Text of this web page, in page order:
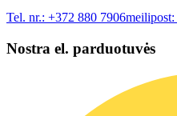
Tel. nr.: +372 880 7906meilipost:
Nostra el. parduotuvės